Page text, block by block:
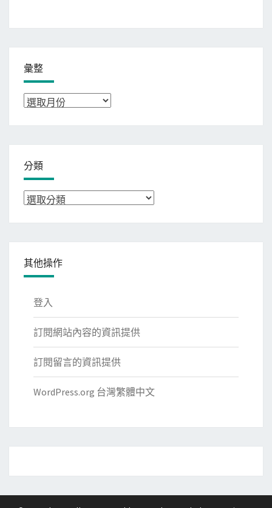
彙整
彙
分類
分
其他操作
登入
訂閱網站內容的資訊提供
訂閱留言的資訊提供
WordPress.org 台灣繁體中文